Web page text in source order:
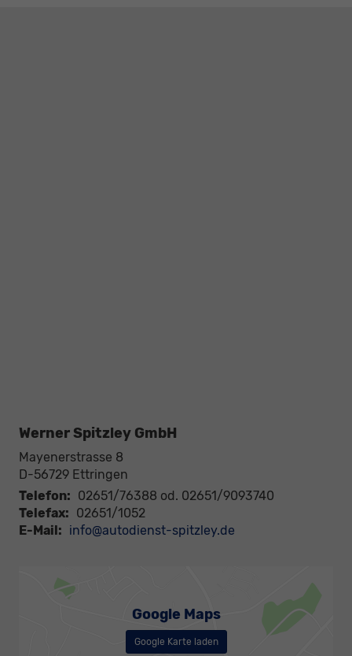
Werner Spitzley GmbH
Mayenerstrasse 8
D-56729 Ettringen
Telefon: 02651/76388 od. 02651/9093740
Telefax: 02651/1052
E-Mail: info@autodienst-spitzley.de
Google Maps
Google Karte laden